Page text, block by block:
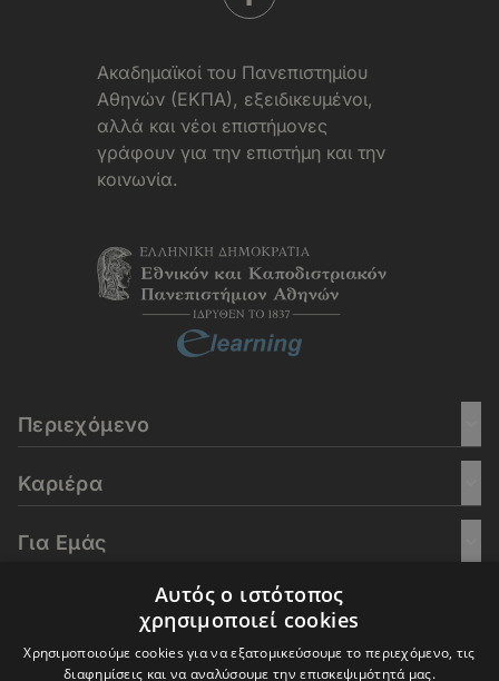
Aκαδημαϊκοί του Πανεπιστημίου
Αθηνών (ΕΚΠΑ), εξειδικευμένοι,
αλλά και νέοι επιστήμονες
γράφουν για την επιστήμη και την
κοινωνία.
Περιεχόμενο
Καριέρα
Για Εμάς
E-Learning
Αυτός ο ιστότοπος
χρησιμοποιεί cookies
Χρησιμοποιούμε cookies για να εξατομικεύσουμε το περιεχόμενο, τις
διαφημίσεις και να αναλύσουμε την επισκεψιμότητά μας.